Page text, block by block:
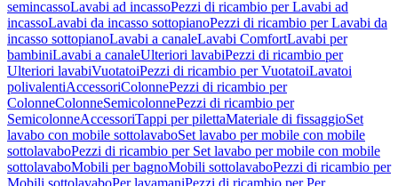
semincassoLavabi ad incassoPezzi di ricambio per Lavabi ad
incassoLavabi da incasso sottopianoPezzi di ricambio per Lavabi da
incasso sottopianoLavabi a canaleLavabi ComfortLavabi per
bambiniLavabi a canaleUlteriori lavabiPezzi di ricambio per
Ulteriori lavabiVuotatoiPezzi di ricambio per VuotatoiLavatoi
polivalentiAccessoriColonnePezzi di ricambio per
ColonneColonneSemicolonnePezzi di ricambio per
SemicolonneAccessoriTappi per pilettaMateriale di fissaggioSet
lavabo con mobile sottolavaboSet lavabo per mobile con mobile
sottolavaboPezzi di ricambio per Set lavabo per mobile con mobile
sottolavaboMobili per bagnoMobili sottolavaboPezzi di ricambio per
Mobili sottolavaboPer lavamaniPezzi di ricambio per Per